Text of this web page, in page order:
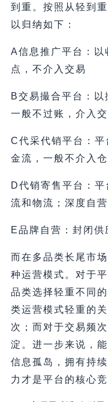
到重。按照从轻到
以归纳如下：
A信息推广平台：以
点，不介入交易
B交易撮合平台：
一般不过账，介入
C代采代销平台：
金流，一般不介入
D代销寄售平台：
流和物流；深度自
E品牌自营：封闭供
而在多品类长尾市
种运营模式。对于
品类选择轻重不同
类运营模式轻重的
次；而对于交易频
淀。进一步来说，
信息孤岛，拥有持
力才是平台的核心竞